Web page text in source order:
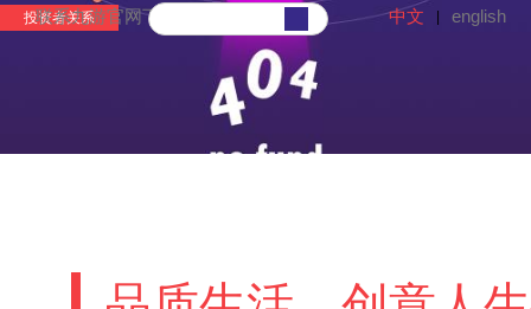
联系九游官网下载
投资者关系 中文 english